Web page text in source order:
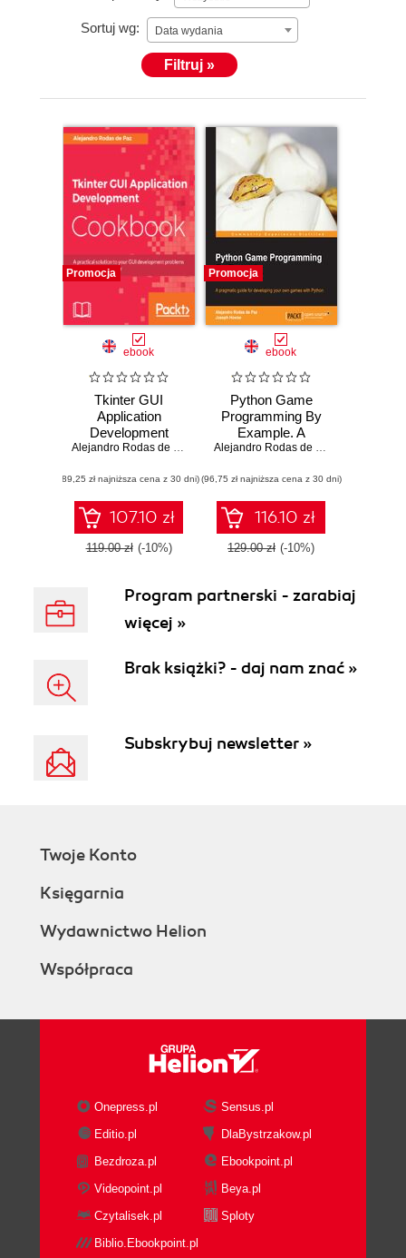
Sortuj wg: Data wydania
Filtruj »
Promocja
ebook
Tkinter GUI
Application
Development
Cookbook. A
your GUI
development
problems with
Python and Tkinter
Alejandro Rodas de Paz
(89,25 zł najniższa cena z 30 dni)
107.10 zł
119.00 zł (-10%)
Promocja
ebook
Python Game
Programming By
Example. A
pragmatic guide for
own games with
Python
Alejandro Rodas de Paz
(96,75 zł najniższa cena z 30 dni)
116.10 zł
129.00 zł (-10%)
Program partnerski - zarabiaj
więcej »
Brak książki? - daj nam znać »
Subskrybuj newsletter »
Twoje Konto
Księgarnia
Wydawnictwo Helion
Współpraca
Onepress.pl
Sensus.pl
Editio.pl
DlaBystrzakow.pl
Bezdroza.pl
Ebookpoint.pl
Videopoint.pl
Beya.pl
Czytalisek.pl
Sploty
Biblio.Ebookpoint.pl